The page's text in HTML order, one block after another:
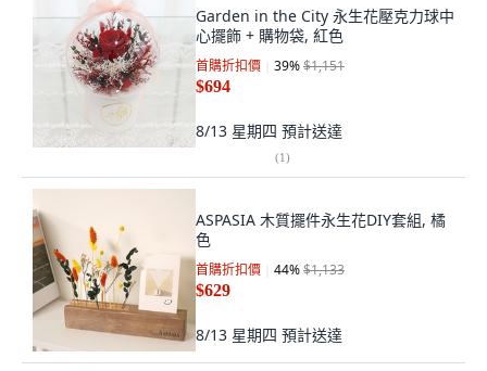
Garden in the City 永生花壓克力球中
心擺飾 + 購物袋, 紅色
首購折扣價 39%$1,151
$694
8/13 星期四 預計送達
(1)
ASPASIA 木質擺件永生花DIY套組, 橘
色
首購折扣價 44%$1,133
$629
8/13 星期四 預計送達